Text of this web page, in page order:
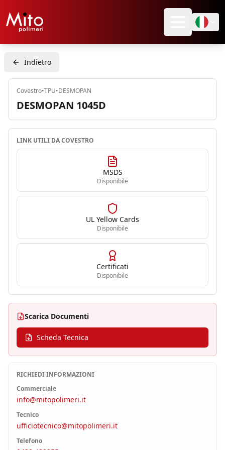
Indietro
Covestro•TPU•DESMOPAN
DESMOPAN 1045D
LINK UTILI DACOVESTRO
MSDS
Disponibile
UL Yellow Cards
Disponibile
Certificati
Disponibile
Scarica Documenti
Scheda Tecnica
RICHIEDI INFORMAZIONI
Commerciale
info@mitopolimeri.it
Tecnico
ufficiotecnico@mitopolimeri.it
Telefono